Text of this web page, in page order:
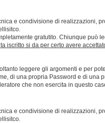
e condivisione di realizzazioni,
gratutito. Chiunque può
iscritto si da per certo avere
leggere gli argomenti e per
di una propria Password e di
che non esercita in questo
e condivisione di realizzazioni,